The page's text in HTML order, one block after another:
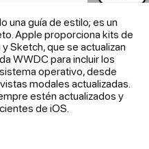
una guía de estilo; es un
Apple proporciona kits de
Sketch, que se actualizan
WWDC para incluir los
operativo, desde
modales actualizadas.
estén actualizados y
de iOS.